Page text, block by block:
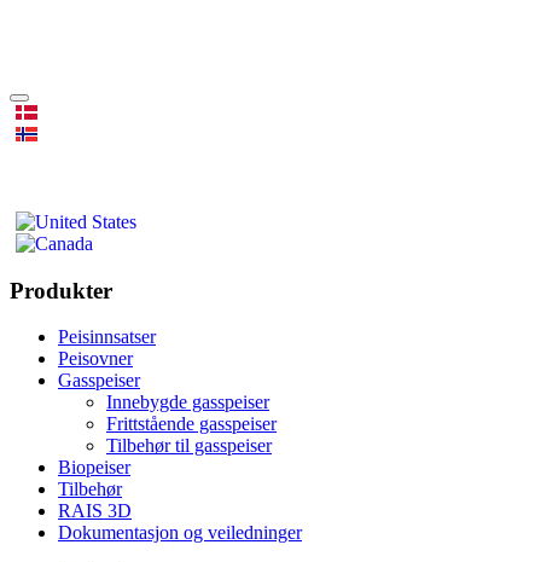
Produkter
Peisinnsatser
Peisovner
Gasspeiser
Innebygde gasspeiser
Frittstående gasspeiser
Tilbehør til gasspeiser
Biopeiser
Tilbehør
RAIS 3D
Dokumentasjon og veiledninger